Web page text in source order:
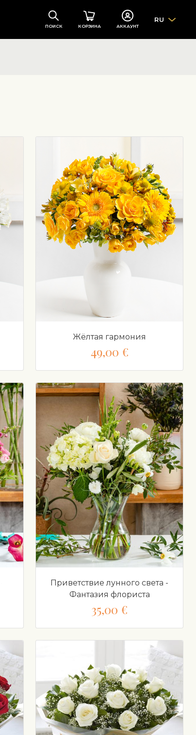
ПОИСК КОРЗИНА АККАУНТ
RU
Жёлтая гармония
49,00 €
Приветствие лунного света -
Фантазия флориста
35,00 €